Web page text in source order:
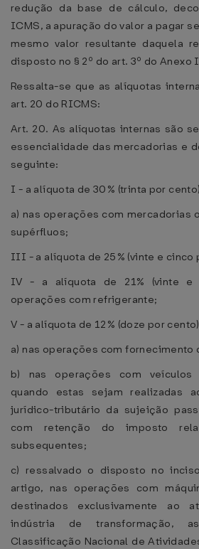
redução da base de cálculo,
ICMS, a apuração do valor a pagar
mesmo valor resultante daquela
disposto no § 2º do art. 3º do
Ressalta-se que as alíquotas
art. 20 do RICMS:
Art. 20. As alíquotas internas são
essencialidade das mercadorias e
seguinte:
I - a alíquota de 30% (trinta por
a) nas operações com mercadorias
supérfluos;
III - a alíquota de 25% (vinte e cinco
IV - a alíquota de 21% (vinte e
operações com refrigerante;
V - a alíquota de 12% (doze por
a) nas operações com fornecimento
b) nas operações com veículos
quando estas sejam realizadas
jurídico-tributário da sujeição
com retenção do imposto
subsequentes;
c) ressalvado o disposto no
artigo, nas operações com
destinados exclusivamente ao
indústria de transformação,
Classificação Nacional de